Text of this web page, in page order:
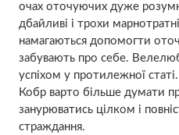
очах оточуючих дуже
дбайливі і трохи
намагаються допомогти
забувають про себе.
успіхом у протилежної статі.
Кобр варто більше думати
занурюватись цілком і
страждання.